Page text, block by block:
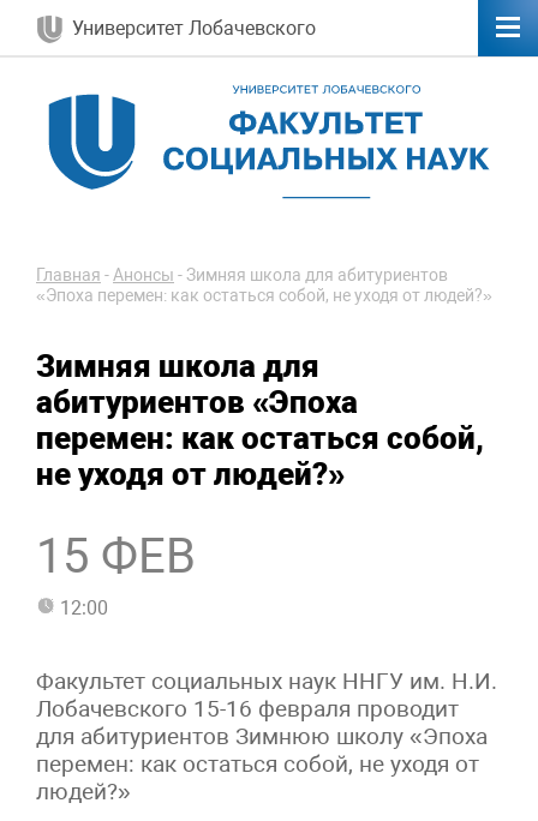
Университет Лобачевского
Главная -Анонсы -Зимняя школа для абитуриентов
«Эпоха перемен: как остаться собой, не уходя от людей?»
Зимняя школа для
абитуриентов «Эпоха
перемен: как остаться собой,
не уходя от людей?»
15 ФЕВ
12:00
Факультет социальных наук ННГУ им. Н.И.
Лобачевского 15-16 февраля проводит
для абитуриентов Зимнюю школу «Эпоха
перемен: как остаться собой, не уходя от
людей?»